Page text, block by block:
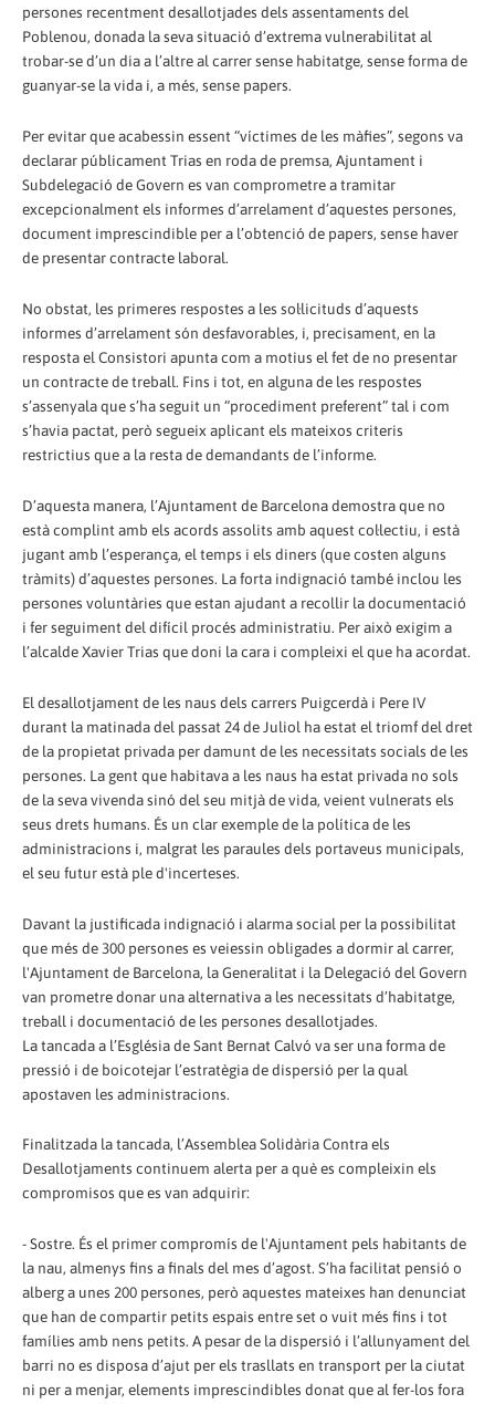
persones recentment desallotjades dels assentaments del
Poblenou, donada la seva situació d’extrema vulnerabilitat al
trobar-se d’un dia a l’altre al carrer sense habitatge, sense forma de
guanyar-se la vida i, a més, sense papers.
Per evitar que acabessin essent “víctimes de les màfies”, segons va
declarar públicament Trias en roda de premsa, Ajuntament i
Subdelegació de Govern es van comprometre a tramitar
excepcionalment els informes d’arrelament d’aquestes persones,
document imprescindible per a l’obtenció de papers, sense haver
de presentar contracte laboral.
No obstat, les primeres respostes a les sol·licituds d’aquests
informes d’arrelament són desfavorables, i, precisament, en la
resposta el Consistori apunta com a motius el fet de no presentar
un contracte de treball. Fins i tot, en alguna de les respostes
s’assenyala que s’ha seguit un “procediment preferent” tal i com
s’havia pactat, però segueix aplicant els mateixos criteris
restrictius que a la resta de demandants de l’informe.
D’aquesta manera, l’Ajuntament de Barcelona demostra que no
està complint amb els acords assolits amb aquest col·lectiu, i està
jugant amb l’esperança, el temps i els diners (que costen alguns
tràmits) d’aquestes persones. La forta indignació també inclou les
persones voluntàries que estan ajudant a recollir la documentació
i fer seguiment del difícil procés administratiu. Per això exigim a
l’alcalde Xavier Trias que doni la cara i compleixi el que ha acordat.
El desallotjament de les naus dels carrers Puigcerdà i Pere IV
durant la matinada del passat 24 de Juliol ha estat el triomf del dret
de la propietat privada per damunt de les necessitats socials de les
persones. La gent que habitava a les naus ha estat privada no sols
de la seva vivenda sinó del seu mitjà de vida, veient vulnerats els
seus drets humans. És un clar exemple de la política de les
administracions i, malgrat les paraules dels portaveus municipals,
el seu futur està ple d'incerteses.
Davant la justificada indignació i alarma social per la possibilitat
que més de 300 persones es veiessin obligades a dormir al carrer,
l'Ajuntament de Barcelona, la Generalitat i la Delegació del Govern
van prometre donar una alternativa a les necessitats d’habitatge,
treball i documentació de les persones desallotjades.
La tancada a l’Església de Sant Bernat Calvó va ser una forma de
pressió i de boicotejar l’estratègia de dispersió per la qual
apostaven les administracions.
Finalitzada la tancada, l’Assemblea Solidària Contra els
Desallotjaments continuem alerta per a què es compleixin els
compromisos que es van adquirir:
- Sostre. És el primer compromís de l'Ajuntament pels habitants de
la nau, almenys fins a finals del mes d’agost. S’ha facilitat pensió o
alberg a unes 200 persones, però aquestes mateixes han denunciat
que han de compartir petits espais entre set o vuit més fins i tot
famílies amb nens petits. A pesar de la dispersió i l’allunyament del
barri no es disposa d’ajut per els trasllats en transport per la ciutat
ni per a menjar, elements imprescindibles donat que al fer-los fora